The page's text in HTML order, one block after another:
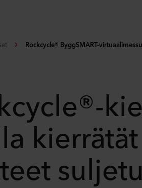
Rockcycle® ByggSMART-